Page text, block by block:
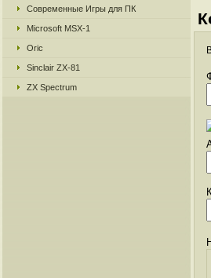
Современные Игры для ПК
Microsoft MSX-1
Oric
Sinclair ZX-81
ZX Spectrum